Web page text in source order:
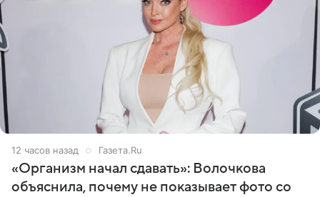
12 часов назад Газета.Ru
«Организм начал сдавать»: Волочкова
объяснила, почему не показывает фото со